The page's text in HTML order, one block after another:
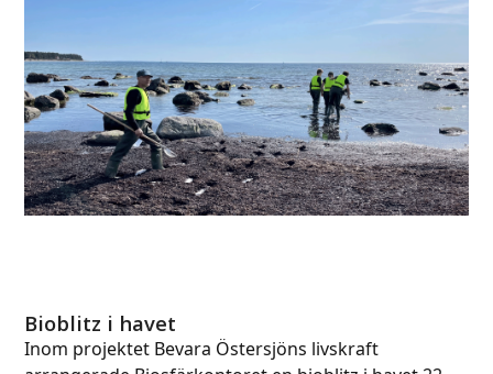
Bioblitz i havet
Inom projektet Bevara Östersjöns livskraft